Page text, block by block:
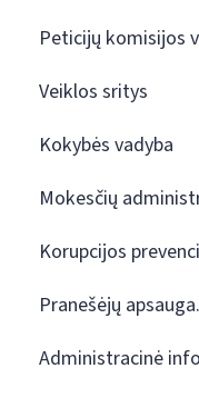
Peticijų komisijos
Veiklos sritys
Kokybės vadyba
Mokesčių
Korupcijos
Pranešėjų
Administracinė